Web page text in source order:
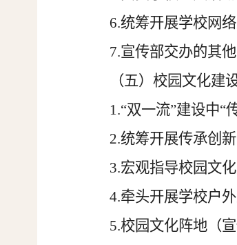
6.统筹开展学校网
7.宣传部交办的其他
（五）校园文化建
1.“双一流”建设中“
2.统筹开展传承创
3.宏观指导校园文
4.牵头开展学校户
5.校园文化阵地（